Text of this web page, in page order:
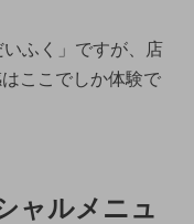
ふく」ですが、店
ここでしか体験で
ャルメニュ